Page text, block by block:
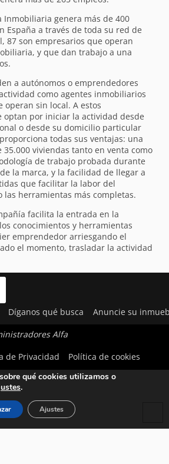
Inmobiliaria genera más de 400
España a través de toda su red de
87 son empresarios que operan
y que dan trabajo a una
a autónomos o emprendedores
como agentes inmobiliarios
operan sin local. A estos
optan por iniciar la actividad desde
o desde su domicilio particular
todas sus ventajas: una
viviendas tanto en venta como
de trabajo probada durante
la marca, y la facilidad de llegar a
que facilitar la labor del
las herramientas más completas.
facilita la entrada en la
conocimientos y herramientas
emprendedor arriesgando el
el momento, trasladar la actividad
Díganos qué busca Anuncie su
Alfa
de Privacidad Política de cookies
ofrecerte la mejor experiencia en
qué cookies utilizamos o
.
Ajustes